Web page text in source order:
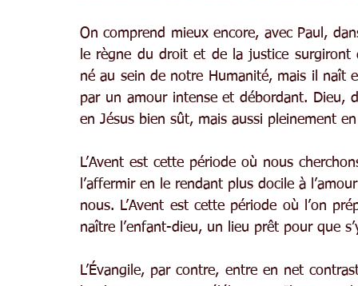
On comprend mieux encore, avec Paul,
le règne du droit et de la justice surgiront
né au sein de notre Humanité, mais il naît
par un amour intense et débordant. Dieu,
en Jésus bien sût, mais aussi pleinement
L’Avent est cette période où nous
l’affermir en le rendant plus docile à
nous. L’Avent est cette période où l’on
naître l’enfant-dieu, un lieu prêt pour que
L’Évangile, par contre, entre en net